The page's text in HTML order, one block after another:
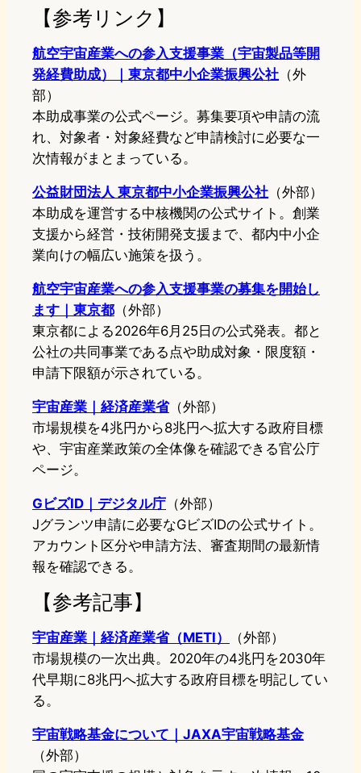
【参考リンク】
航空宇宙産業への参入支援事業（宇宙製品等開
発経費助成）｜東京都中小企業振興公社 （外
部）
本助成事業の公式ページ。募集要項や申請の流
れ、対象者・対象経費など申請検討に必要な一
次情報がまとまっている。
公益財団法人 東京都中小企業振興公社 （外部）
本助成を運営する中核機関の公式サイト。創業
支援から経営・技術開発支援まで、都内中小企
業向けの幅広い施策を扱う。
航空宇宙産業への参入支援事業の募集を開始し
ます｜東京都 （外部）
東京都による2026年6月25日の公式発表。都と
公社の共同事業である点や助成対象・限度額・
申請下限額が示されている。
宇宙産業｜経済産業省（外部）
市場規模を4兆円から8兆円へ拡大する政府目標
や、宇宙産業政策の全体像を確認できる官公庁
ページ。
GビズID｜デジタル庁 （外部）
Jグランツ申請に必要なGビズIDの公式サイト。
アカウント区分や申請方法、審査期間の最新情
報を確認できる。
【参考記事】
宇宙産業｜経済産業省（METI）
（外部）
市場規模の一次出典。2020年の4兆円を2030年
代早期に8兆円へ拡大する政府目標を明記してい
る。
宇宙戦略基金について｜JAXA宇宙戦略基金
（外部）